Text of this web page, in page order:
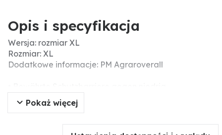
Opis i specyfikacja
Wersja: rozmiar XL
Rozmiar: XL
Dodatkowe informacje: PM Agraroverall
konzentrierte Flüssigchemikalien, Flüssigkeiten und
biologische Partikel
(„atmungsaktiv“) für die Reduzierung einer
Pokaż więcej